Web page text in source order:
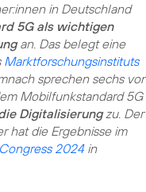
in Deutschland
5G als wichtigen
an. Das belegt eine
Marktforschungsinstituts
sprechen sechs
Mobilfunkstandard 5G
Digitalisierungzu. Der
hat die Ergebnisse im
2024in